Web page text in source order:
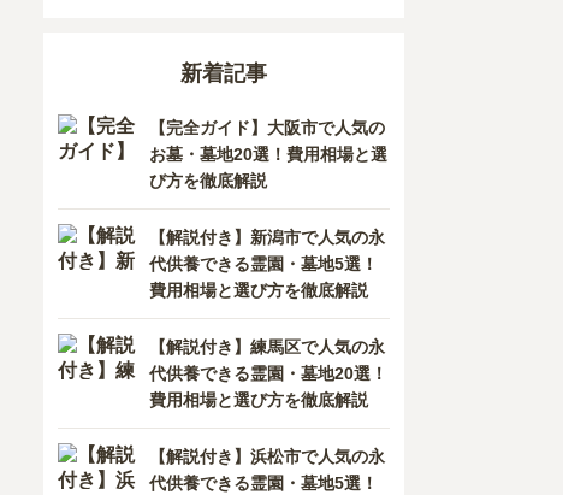
新着記事
【完全ガイド】大阪市で人気の
お墓・墓地20選！費用相場と選
び方を徹底解説
【解説付き】新潟市で人気の永
代供養できる霊園・墓地5選！
費用相場と選び方を徹底解説
【解説付き】練馬区で人気の永
代供養できる霊園・墓地20選！
費用相場と選び方を徹底解説
【解説付き】浜松市で人気の永
代供養できる霊園・墓地5選！